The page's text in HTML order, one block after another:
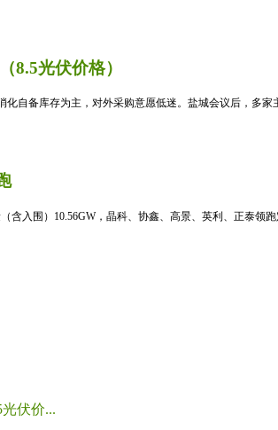
8.5光伏价格）
自备库存为主，对外采购意愿低迷。盐城会议后，多
入围）10.56GW，晶科、协鑫、高景、英利、正泰领跑
伏价...